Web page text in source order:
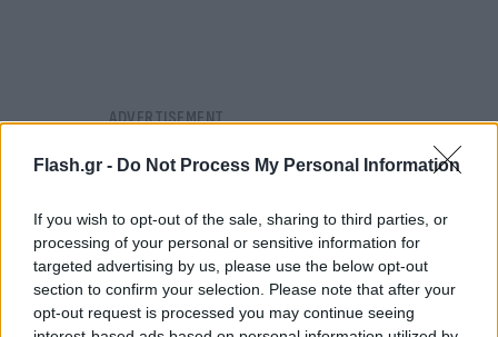
Flash.gr - Do Not Process My Personal Information
If you wish to opt-out of the sale, sharing to third parties, or
processing of your personal or sensitive information for
targeted advertising by us, please use the below opt-out
section to confirm your selection. Please note that after your
opt-out request is processed you may continue seeing